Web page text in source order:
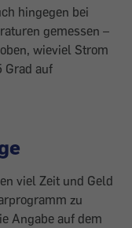
hingegen bei
gemessen –
wieviel Strom
Grad auf
viel Zeit und Geld
zu
Angabe auf dem